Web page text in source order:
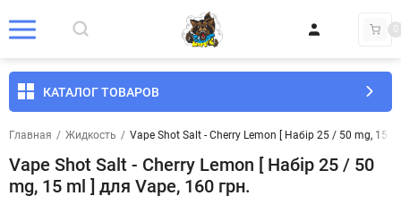
0
КАТАЛОГ ТОВАРОВ
Главная / Жидкость / Vape Shot Salt - Cherry Lemon [ Набір 25 / 50 mg, 15
Vape Shot Salt - Cherry Lemon [ Набір 25 / 50
mg, 15 ml ] для Vape, 160 грн.